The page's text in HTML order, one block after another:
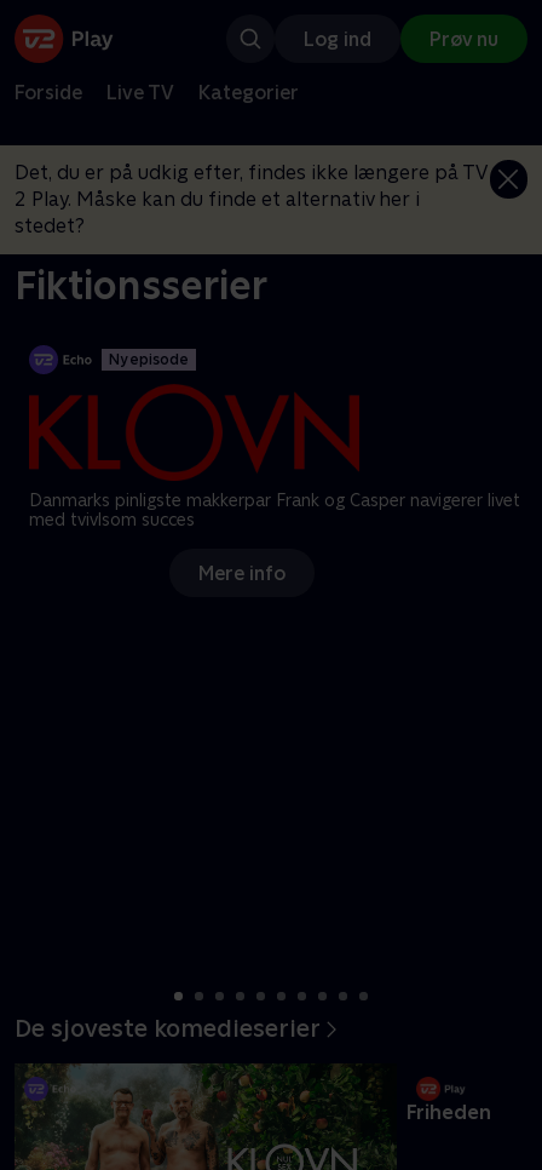
Log ind Prøv nu
Forside Live TV Kategorier
Det, du er på udkig efter, findes ikke længere på TV
2 Play. Måske kan du finde et alternativ her i
stedet?
Fiktionsserier
Ny episode
Danmarks pinligste makkerpar Frank og Casper navigerer livet
med tvivlsom succes
Mere info
De sjoveste komedieserier
Friheden